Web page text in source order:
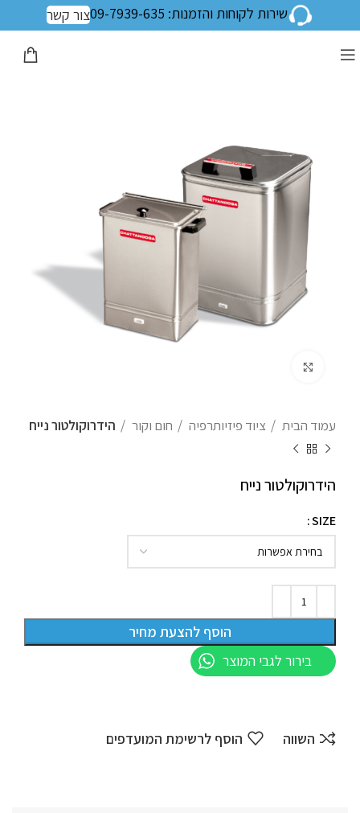
שירות לקוחות והזמנות: 09-7939-635 צור קשר
עמוד הבית ציוד פיזיותרפיה חום וקור הידרוקולטור נייח
הידרוקולטור נייח
SIZE
הוסף להצעת מחיר
בירור לגבי המוצר
השווה הוסף לרשימת המועדפים